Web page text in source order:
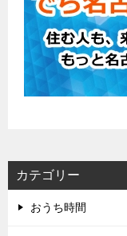
カテゴリー
おうち時間